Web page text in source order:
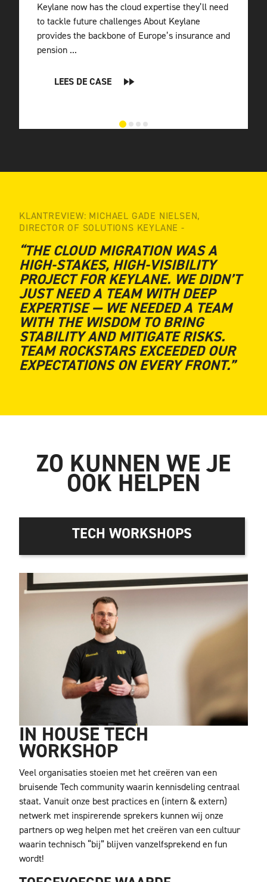
Keylane now has the cloud expertise they’ll need
to tackle future challenges About Keylane
provides the backbone of Europe’s insurance and
pension ...
LEES DE CASE
KLANTREVIEW: MICHAEL GADE NIELSEN,
DIRECTOR OF SOLUTIONS KEYLANE -
“THE CLOUD MIGRATION WAS A
HIGH-STAKES, HIGH-VISIBILITY
PROJECT FOR KEYLANE. WE DIDN’T
JUST NEED A TEAM WITH DEEP
EXPERTISE — WE NEEDED A TEAM
WITH THE WISDOM TO BRING
STABILITY AND MITIGATE RISKS.
TEAM ROCKSTARS EXCEEDED OUR
EXPECTATIONS ON EVERY FRONT.”
ZO KUNNEN WE JE
OOK HELPEN
TECH WORKSHOPS
IN HOUSE TECH
WORKSHOP
Veel organisaties stoeien met het creëren van een
bruisende Tech community waarin kennisdeling centraal
staat. Vanuit onze best practices en (intern & extern)
netwerk met inspirerende sprekers kunnen wij onze
partners op weg helpen met het creëren van een cultuur
waarin technisch “bij” blijven vanzelfsprekend en fun
wordt!